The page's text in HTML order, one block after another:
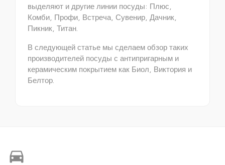
выделяют и другие линии посуды: Плюс,
Комби, Профи, Встреча, Сувенир, Дачник,
Пикник, Титан.
В следующей статье мы сделаем обзор таких
производителей посуды с антипригарным и
керамическим покрытием как Биол, Виктория и
Белтор.
directions_car